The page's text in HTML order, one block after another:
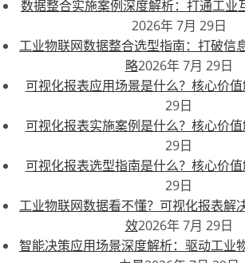
数据整合实施案例深度解析：打通工业
2026年 7月 29日
工业物联网数据整合选型指南：打破信
略2026年 7月 29日
可视化报表应用场景是什么？核心价
29日
可视化报表实施案例是什么？核心价
29日
可视化报表选型指南是什么？核心价
29日
工业物联网数据看不懂？可视化报表解
效2026年 7月 29日
智能决策应用场景深度解析：驱动工业